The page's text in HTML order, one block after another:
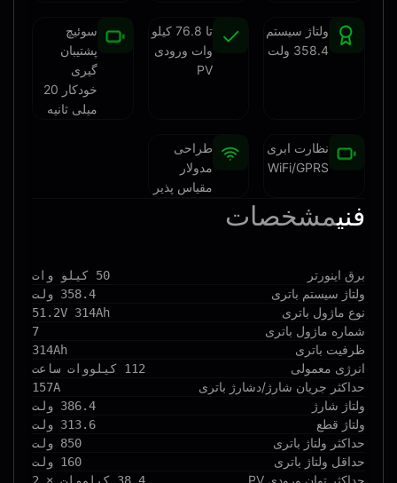
ولتاژ سیستم
358.4 ولت
تا 76.8 کیلو
وات ورودی
سوئیچ
پشتیبان
گیری
خودکار 20
میلی ثانیه
نظارت ابری
WiFi/GPRS
طراحی
مدولار
مقیاس پذیر
فنیمشخصات
برق اینورتر
ولتاژ سیستم باتری 358.4 ولت
نوع ماژول باتری 51.2V 314Ah
شماره ماژول باتری
ظرفیت باتری 314Ah
انرژی معمولی
حداکثر جریان شارژ/دشارژ باتری 157A
ولتاژ شارژ 386.4 ولت
ولتاژ قطع 313.6 ولت
حداکثر ولتاژ باتری
حداقل ولتاژ باتری
حداکثر توان ورودی PV